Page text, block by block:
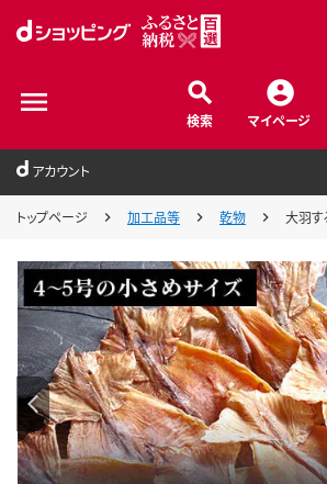
検索 マイページ
アカウント
トップページ 加工品等 乾物 大羽す